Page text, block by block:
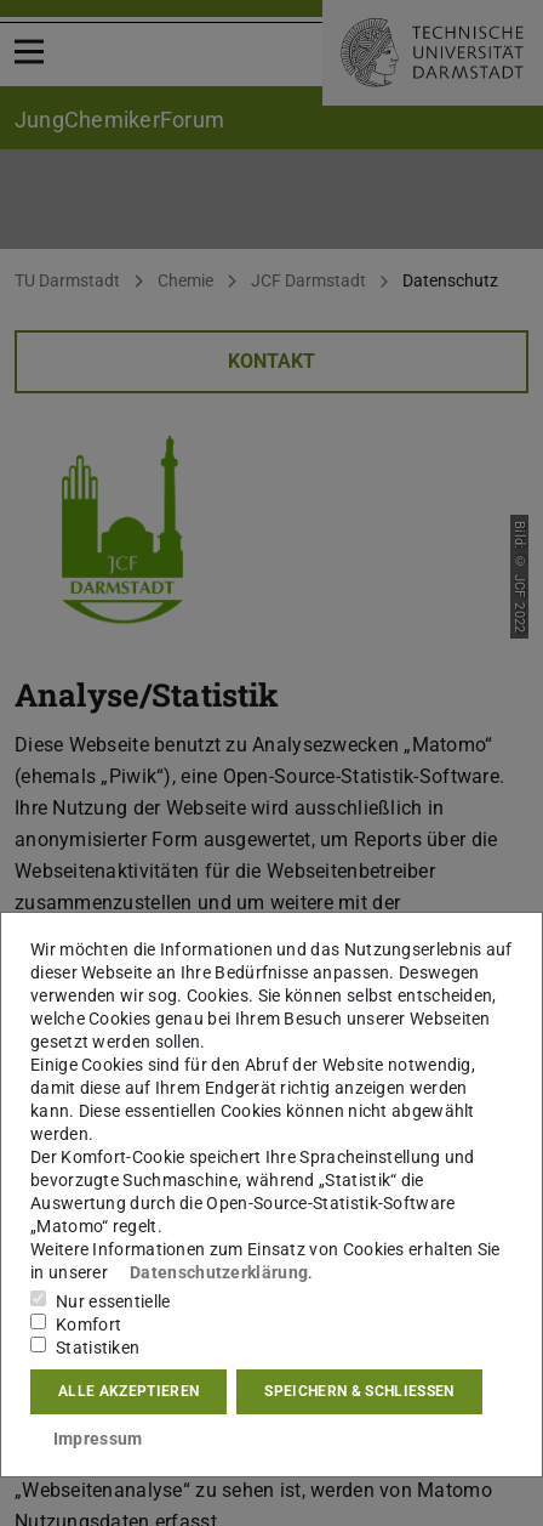
Menü öffnen
JungChemikerForum
Sie befinden sich hier:
TU Darmstadt Chemie JCF Darmstadt Datenschutz
KONTAKT
Bild: © JCF 2022
Analyse/Statistik
Diese Webseite benutzt zu Analysezwecken „Matomo“
(ehemals „Piwik“), eine Open-Source-Statistik-Software.
Ihre Nutzung der Webseite wird ausschließlich in
anonymisierter Form ausgewertet, um Reports über die
Webseitenaktivitäten für die Webseitenbetreiber
zusammenzustellen und um weitere mit der
Dienstleistungen zu erbringen sowie das Webangebot zu
verbessern.
Die von Matomo erfassten Daten werden auf Servern der
TU Darmstadt gespeichert und unter keinen Umständen
an Dritte weitergegeben. Die IP-Adresse wird sofort nach
der Verarbeitung und vor der Speicherung anonymisiert,
die letzten beiden Tupel der IP-Adresse werden nicht
gespeichert. Matomo verwendet zur Analyse der
Benutzung der Webseiten sog. „Cookies“, Textdateien, die
auf Ihrem Computer gespeichert werden. Durch
entsprechende Einstellungen in der Browser-Software
lässt sich die Speicherung von Cookies unterbinden.
Sofern Ihr Browser die „Do-Not-Track“-Technik unterstützt
und Sie diese aktiviert haben, wird ihr Besuch
automatisch ignoriert.
„Webseitenanalyse“ zu sehen ist, werden von Matomo
Wir möchten die Informationen und das Nutzungserlebnis auf
dieser Webseite an Ihre Bedürfnisse anpassen. Deswegen
verwenden wir sog. Cookies. Sie können selbst entscheiden,
welche Cookies genau bei Ihrem Besuch unserer Webseiten
gesetzt werden sollen.
Einige Cookies sind für den Abruf der Website notwendig,
damit diese auf Ihrem Endgerät richtig anzeigen werden
kann. Diese essentiellen Cookies können nicht abgewählt
werden.
Der Komfort-Cookie speichert Ihre Spracheinstellung und
bevorzugte Suchmaschine, während „Statistik“ die
Auswertung durch die Open-Source-Statistik-Software
„Matomo“ regelt.
Weitere Informationen zum Einsatz von Cookies erhalten Sie
in unserer
Datenschutzerklärung.
Nur essentielle
Komfort
Statistiken
ALLE AKZEPTIEREN SPEICHERN & SCHLIESSEN
Impressum